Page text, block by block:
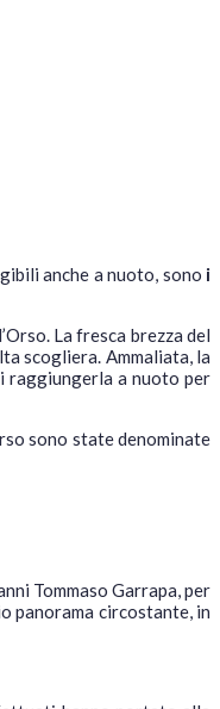
anche a nuoto, sono i
La fresca brezza del
scogliera. Ammaliata, la
raggiungerla a nuoto per
sono state denominate
Tommaso Garrapa, per
panorama circostante, in